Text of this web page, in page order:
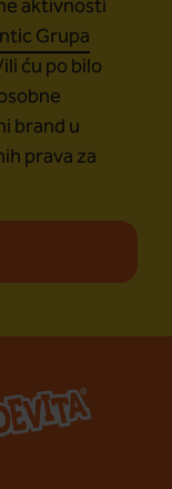
aktivnosti
Grupa
ću po bilo
brand u
prava za